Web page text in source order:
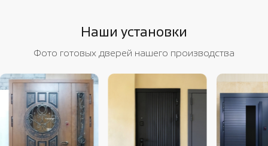
Наши установки
Фото готовых дверей нашего производства